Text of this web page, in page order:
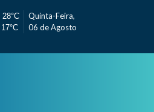
28°C
17°C
Quinta-Feira,
06 de Agosto